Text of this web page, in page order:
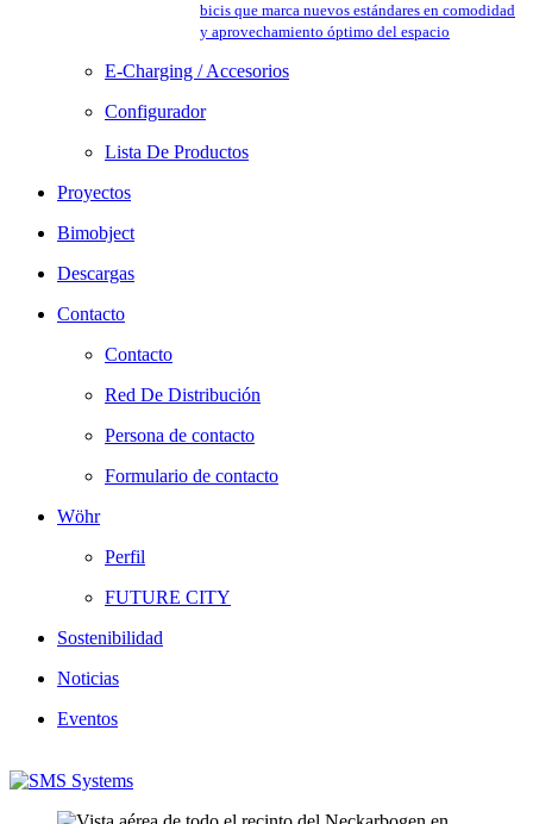
bicis que marca nuevos estándares en comodidad
y aprovechamiento óptimo del espacio
E-Charging / Accesorios
Configurador
Lista De Productos
Proyectos
Bimobject
Descargas
Contacto
Contacto
Red De Distribución
Persona de contacto
Formulario de contacto
Wöhr
Perfil
FUTURE CITY
Sostenibilidad
Noticias
Eventos